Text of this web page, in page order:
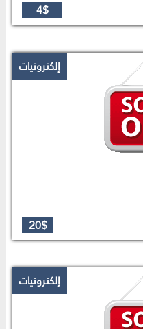
4$
إلكترونيات
20$
إلكترونيات